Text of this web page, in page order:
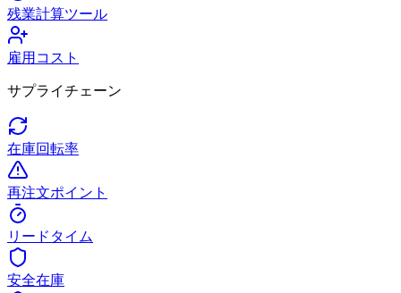
残業計算ツール
雇用コスト
サプライチェーン
在庫回転率
再注文ポイント
リードタイム
安全在庫